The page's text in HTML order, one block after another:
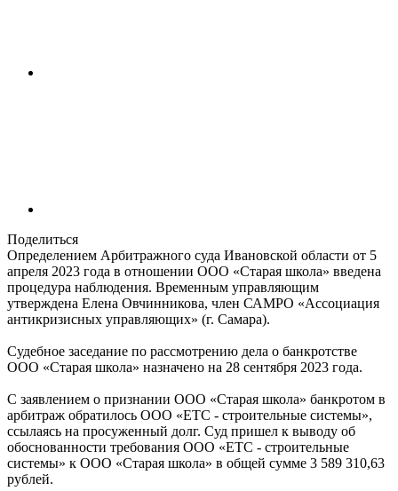
Поделиться
Определением Арбитражного суда Ивановской области от 5
апреля 2023 года в отношении ООО «Старая школа» введена
процедура наблюдения. Временным управляющим
утверждена Елена Овчинникова, член САМРО «Ассоциация
антикризисных управляющих» (г. Самара).
Судебное заседание по рассмотрению дела о банкротстве
ООО «Старая школа» назначено на 28 сентября 2023 года.
С заявлением о признании ООО «Старая школа» банкротом в
арбитраж обратилось ООО «ЕТС - строительные системы»,
ссылаясь на просуженный долг. Суд пришел к выводу об
обоснованности требования ООО «ЕТС - строительные
системы» к ООО «Старая школа» в общей сумме 3 589 310,63
рублей.